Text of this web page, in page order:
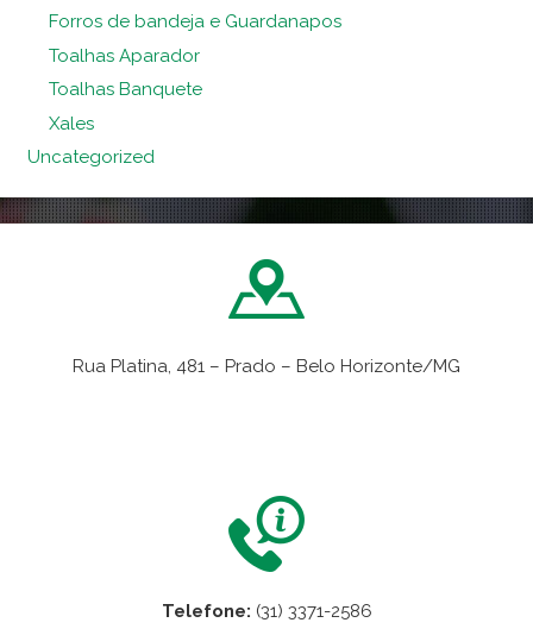
Forros de bandeja e Guardanapos
Toalhas Aparador
Toalhas Banquete
Xales
Uncategorized
Rua Platina, 481 – Prado – Belo Horizonte/MG
Telefone: (31) 3371-2586